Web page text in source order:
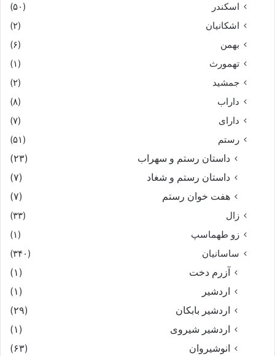
اسکندر
(۵۰)
اشکانیان
(۲)
بهمن
(۶)
تهمورث
(۱)
جمشید
(۲)
داراب
(۸)
دارای
(۷)
رستم
(۵۱)
داستان رستم و سهراب
(۲۳)
داستان رستم و شغاد
(۷)
هفت خوان رستم‏
(۷)
زال
(۳۳)
زو طهماسپ‏
(۱)
ساسانیان
(۳۴۰)
آزرم دخت
(۱)
اردشیر
(۱)
اردشیر بابکان
(۲۹)
اردشیر شیروی
(۱)
انوشیروان
(۶۳)